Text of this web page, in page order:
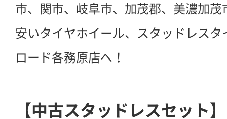
市、関市、岐阜市、加茂郡、美濃加茂
安いタイヤホイール、スタッドレス
ロード各務原店へ！
【中古スタッドレスセット